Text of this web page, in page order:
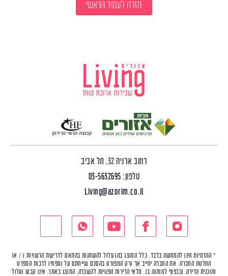
חזרה לעמוד הראשי
רחוב ארניה 32, תל אביב
טלפון: 03-5632695
Living@azorim.co.il
* ההדמיות הינן להמחשה בלבד. כלל המוצג בהן עלול להשתנות בהתאם לדרישת הרשויות ו / או
החלטת החברה. את החברה יחייב אך ורק המפורט בהסכם שייחתם על נספחיו לרבות המפרט
ותוכנית הדירה, ובכפוף למותנה בו. מלאי הדירות הפנויות להשכרה, המוצג באתר, אינו קבוע ועלול